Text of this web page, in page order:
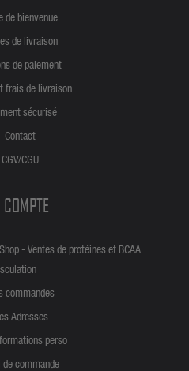
de bienvenue
de livraison
de paiement
frais de livraison
sécurisé
Contact
CGV/CGU
- Ventes de protéines et BCAA
commandes
Adresses
perso
de commande